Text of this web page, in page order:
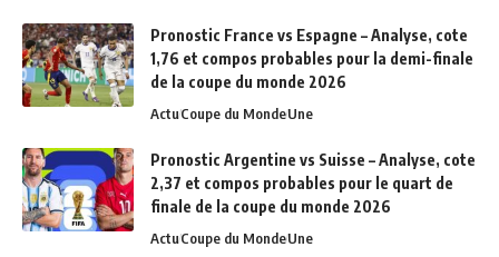
Pronostic France vs Espagne – Analyse, cote
1,76 et compos probables pour la demi-finale
de la coupe du monde 2026
ActuCoupe du MondeUne
Pronostic Argentine vs Suisse – Analyse, cote
2,37 et compos probables pour le quart de
finale de la coupe du monde 2026
ActuCoupe du MondeUne